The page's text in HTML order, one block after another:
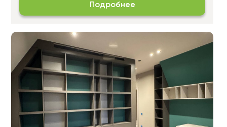
Подробнее